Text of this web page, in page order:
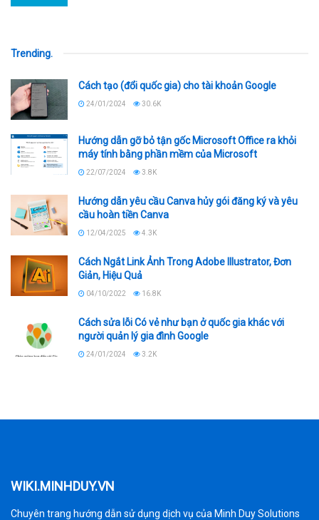
Trending.
Cách tạo (đổi quốc gia) cho tài khoản Google
24/01/2024 30.6K
Hướng dẫn gỡ bỏ tận gốc Microsoft Office ra khỏi
máy tính bằng phần mềm của Microsoft
22/07/2024 3.8K
Hướng dẫn yêu cầu Canva hủy gói đăng ký và yêu
cầu hoàn tiền Canva
12/04/2025 4.3K
Cách Ngắt Link Ảnh Trong Adobe Illustrator, Đơn
Giản, Hiệu Quả
04/10/2022 16.8K
Cách sửa lỗi Có vẻ như bạn ở quốc gia khác với
người quản lý gia đình Google
24/01/2024 3.2K
WIKI.MINHDUY.VN
Chuyên trang hướng dẫn sử dụng dịch vụ của Minh Duy Solutions